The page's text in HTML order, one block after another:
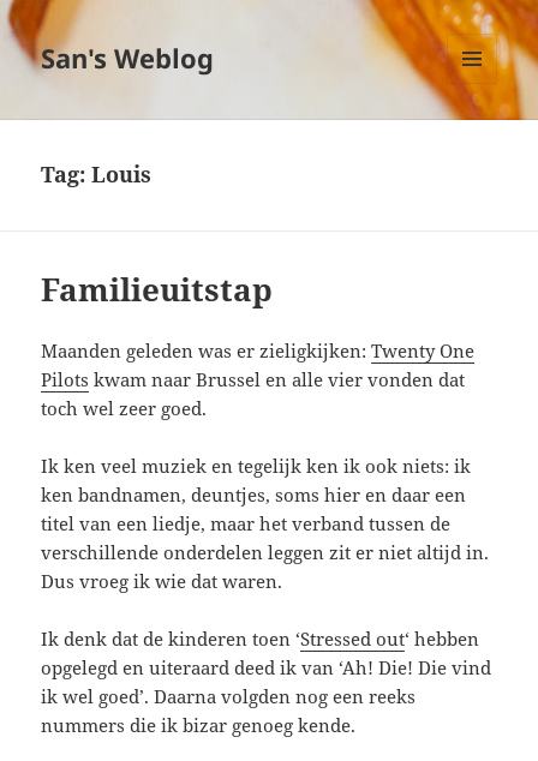
San's Weblog
MENU
EN
Tag:Louis
Familieuitstap
Maanden geleden was er zieligkijken:Twenty One
Pilots kwam naar Brussel en alle vier vonden dat
toch wel zeer goed.
Ik ken veel muziek en tegelijk ken ik ook niets: ik
ken bandnamen, deuntjes, soms hier en daar een
titel van een liedje, maar het verband tussen de
verschillende onderdelen leggen zit er niet altijd in.
Dus vroeg ik wie dat waren.
Ik denk dat de kinderen toen ‘Stressed out‘ hebben
opgelegd en uiteraard deed ik van ‘Ah! Die! Die vind
ik wel goed’. Daarna volgden nog een reeks
nummers die ik bizar genoeg kende.